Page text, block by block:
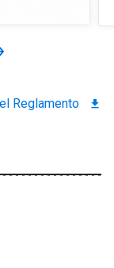
Reglamento download